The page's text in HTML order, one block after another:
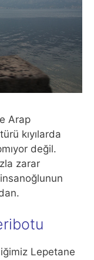
Arap
kıyılarda
değil.
zarar
Lepetane